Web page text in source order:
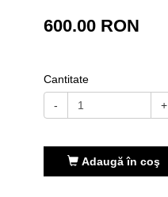
600.00 RON
Cantitate
- +
Adaugă în coş